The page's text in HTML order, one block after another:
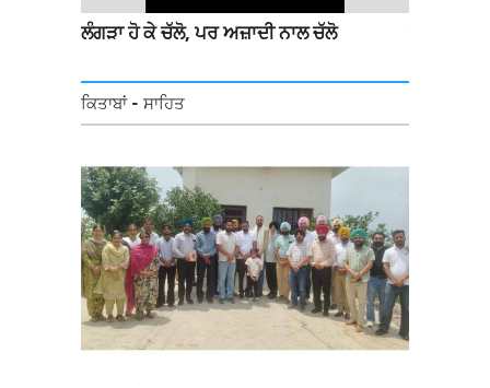
ਲੰਗੜਾ ਹੋ ਕੇ ਚੱਲੋ, ਪਰ ਅਜ਼ਾਦੀ ਨਾਲ ਚੱਲੋ
ਕਿਤਾਬਾਂ - ਸਾਹਿਤ